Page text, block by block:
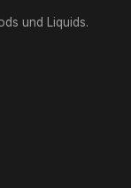
und Liquids.